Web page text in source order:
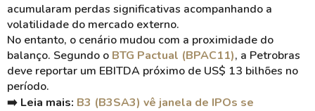
acumularam perdas significativas acompanhando a
volatilidade do mercado externo.
No entanto, o cenário mudou com a proximidade do
balanço. Segundo o BTG Pactual (BPAC11), a Petrobras
deve reportar um EBITDA próximo de US$ 13 bilhões no
período.
➡️ Leia mais: B3 (B3SA3) vê janela de IPOs se